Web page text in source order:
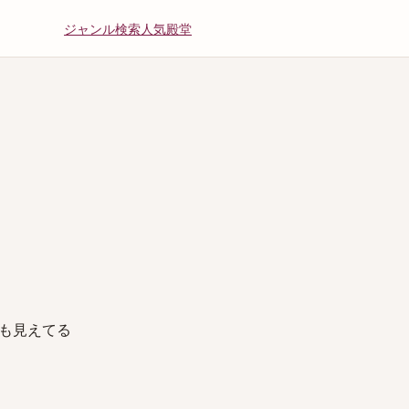
ジャンル検索人気殿堂
見えてる